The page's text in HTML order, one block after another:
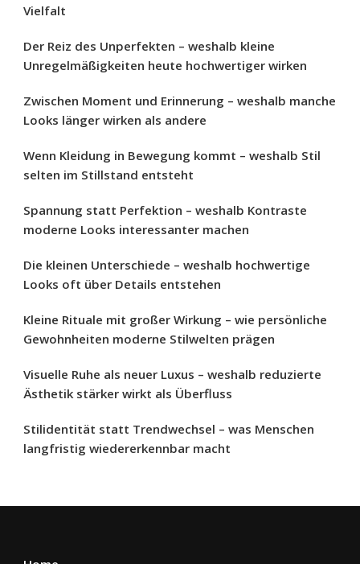
Vielfalt
Der Reiz des Unperfekten – weshalb kleine
Unregelmäßigkeiten heute hochwertiger wirken
Zwischen Moment und Erinnerung – weshalb manche
Looks länger wirken als andere
Wenn Kleidung in Bewegung kommt – weshalb Stil
selten im Stillstand entsteht
Spannung statt Perfektion – weshalb Kontraste
moderne Looks interessanter machen
Die kleinen Unterschiede – weshalb hochwertige
Looks oft über Details entstehen
Kleine Rituale mit großer Wirkung – wie persönliche
Gewohnheiten moderne Stilwelten prägen
Visuelle Ruhe als neuer Luxus – weshalb reduzierte
Ästhetik stärker wirkt als Überfluss
Stilidentität statt Trendwechsel – was Menschen
langfristig wiedererkennbar macht